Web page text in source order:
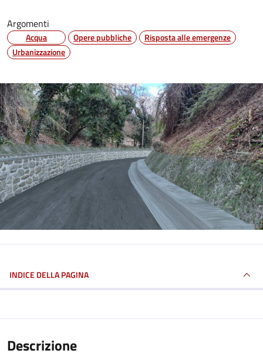
Argomenti
Acqua Opere pubbliche
Risposta alle emergenze
Urbanizzazione
INDICE DELLA PAGINA
Descrizione